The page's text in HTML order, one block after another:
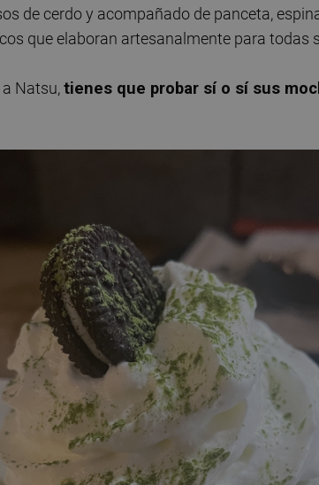
de cerdo y acompañado de panceta,
que elaboran artesanalmente para todas
Natsu,tienes que probar sí o sí sus